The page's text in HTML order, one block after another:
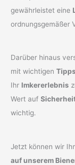
gewährleistet eine
ordnungsgemäßer
Darüber hinaus
mit wichtigenTipps
Ihr Imkererlebnis
Wert auf
wichtig.
Jetzt können wir
auf unserem